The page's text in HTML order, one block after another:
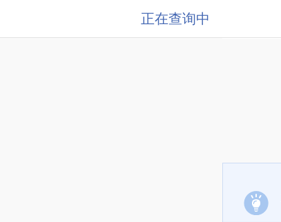
正在查询中